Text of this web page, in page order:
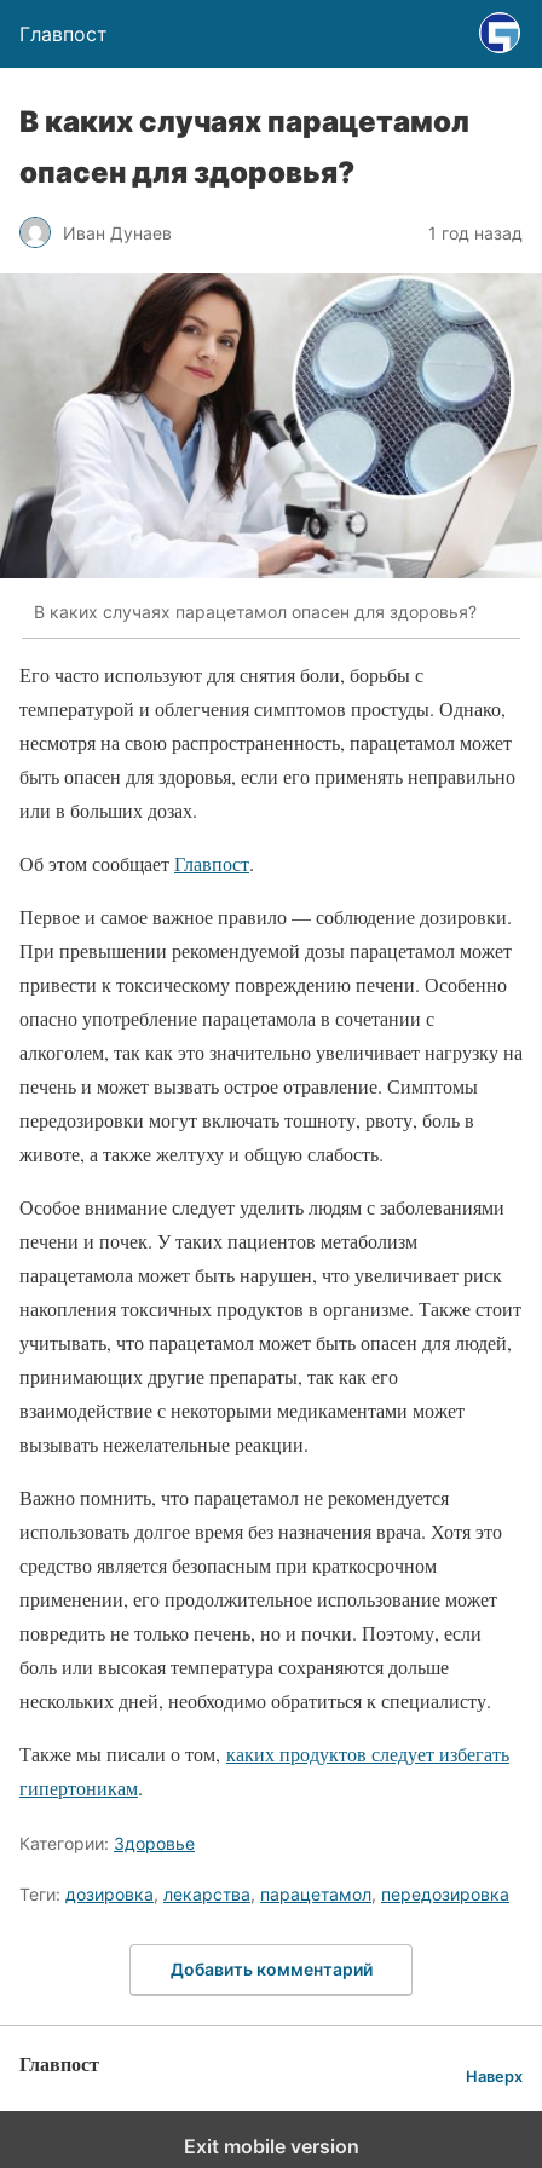
Главпост
В каких случаях парацетамол
опасен для здоровья?
Иван Дунаев 1 год назад
В каких случаях парацетамол опасен для здоровья?
Его часто используют для снятия боли, борьбы с
температурой и облегчения симптомов простуды. Однако,
несмотря на свою распространенность, парацетамол может
быть опасен для здоровья, если его применять неправильно
или в больших дозах.
Об этом сообщаетГлавпост.
Первое и самое важное правило — соблюдение дозировки.
При превышении рекомендуемой дозы парацетамол может
привести к токсическому повреждению печени. Особенно
опасно употребление парацетамола в сочетании с
алкоголем, так как это значительно увеличивает нагрузку на
печень и может вызвать острое отравление. Симптомы
передозировки могут включать тошноту, рвоту, боль в
животе, а также желтуху и общую слабость.
Особое внимание следует уделить людям с заболеваниями
печени и почек. У таких пациентов метаболизм
парацетамола может быть нарушен, что увеличивает риск
накопления токсичных продуктов в организме. Также стоит
учитывать, что парацетамол может быть опасен для людей,
принимающих другие препараты, так как его
взаимодействие с некоторыми медикаментами может
вызывать нежелательные реакции.
Важно помнить, что парацетамол не рекомендуется
использовать долгое время без назначения врача. Хотя это
средство является безопасным при краткосрочном
применении, его продолжительное использование может
повредить не только печень, но и почки. Поэтому, если
боль или высокая температура сохраняются дольше
нескольких дней, необходимо обратиться к специалисту.
Также мы писали о том, каких продуктов следует избегать
гипертоникам.
Категории: Здоровье
Теги: дозировка, лекарства, парацетамол, передозировка
Добавить комментарий
Главпост Наверх
Exit mobile version